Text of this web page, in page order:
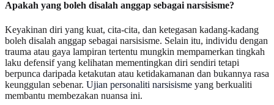
Apakah yang boleh disalah anggap sebagai narsisisme?
Keyakinan diri yang kuat, cita-cita, dan ketegasan kadang-kadang
boleh disalah anggap sebagai narsisisme. Selain itu, individu dengan
trauma atau gaya lampiran tertentu mungkin mempamerkan tingkah
laku defensif yang kelihatan mementingkan diri sendiri tetapi
berpunca daripada ketakutan atau ketidakamanan dan bukannya rasa
keunggulan sebenar. Ujian personaliti narsisisme yang berkualiti
membantu membezakan nuansa ini.